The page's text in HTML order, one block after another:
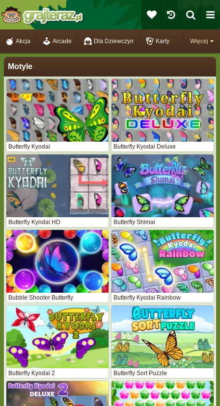
Więcej
Akcja Arcade Dla Dziewczyn Karty
Motyle
Butterfly Kyodai Butterfly Kyodai Deluxe
Butterfly Kyodai HD Butterfly Shimai
Bubble Shooter Butterfly Butterfly Kyodai Rainbow
Butterfly Kyodai 2 Butterfly Sort Puzzle